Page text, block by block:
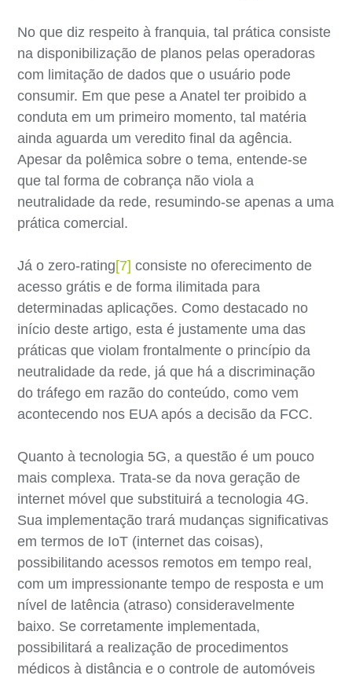
No que diz respeito à franquia, tal prática consiste
na disponibilização de planos pelas operadoras
com limitação de dados que o usuário pode
consumir. Em que pese a Anatel ter proibido a
conduta em um primeiro momento, tal matéria
ainda aguarda um veredito final da agência.
Apesar da polêmica sobre o tema, entende-se
que tal forma de cobrança não viola a
neutralidade da rede, resumindo-se apenas a uma
prática comercial.
Já o zero-rating[7] consiste no oferecimento de
acesso grátis e de forma ilimitada para
determinadas aplicações. Como destacado no
início deste artigo, esta é justamente uma das
práticas que violam frontalmente o princípio da
neutralidade da rede, já que há a discriminação
do tráfego em razão do conteúdo, como vem
acontecendo nos EUA após a decisão da FCC.
Quanto à tecnologia 5G, a questão é um pouco
mais complexa. Trata-se da nova geração de
internet móvel que substituirá a tecnologia 4G.
Sua implementação trará mudanças significativas
em termos de IoT (internet das coisas),
possibilitando acessos remotos em tempo real,
com um impressionante tempo de resposta e um
nível de latência (atraso) consideravelmente
baixo. Se corretamente implementada,
possibilitará a realização de procedimentos
médicos à distância e o controle de automóveis